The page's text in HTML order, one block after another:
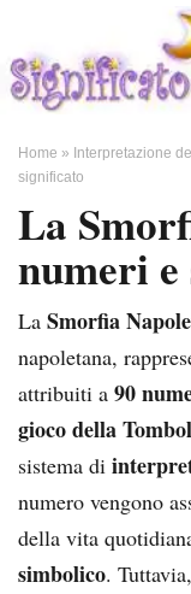
Home » Interpretazione
significato
La
numeri
La Smorfia
napoletana,
attribuiti a 90
gioco della
sistema di
numero vengono
della vita
simbolico.